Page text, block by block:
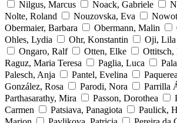
Nilgus, Marcus
Noack, Gabriele
Nolte, Roland
Nouzovska, Eva
Obermaier, Barbara
Obermann, Malin
Ohles, Lydia
Ohr, Konstantin Oji, Lila
Ongaro, Ralf
Otten, Elke Ottitsch,
Raguz, Maria Teresa
Paglia, Luca
Palesch, Anja
Pantel, Evelina
González, Rosa
Parodi, Nora
Parrilla
Parthasarathy, Mira
Passon, Dorothea
Carmen
Patsiava, Panagiota Paulick,